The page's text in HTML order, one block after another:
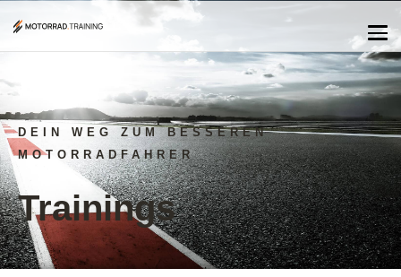
DEIN WEG ZUM BESSEREN
MOTORRADFAHRER
Trainings